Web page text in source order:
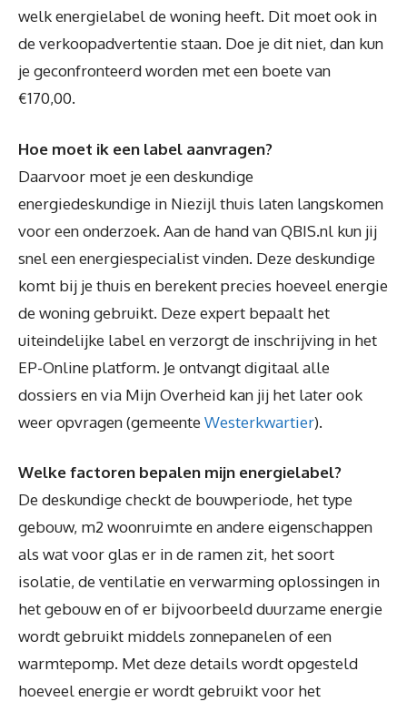
welk energielabel de woning heeft. Dit moet ook in
de verkoopadvertentie staan. Doe je dit niet, dan kun
je geconfronteerd worden met een boete van
€170,00.
Hoe moet ik een label aanvragen?
Daarvoor moet je een deskundige
energiedeskundige in Niezijl thuis laten langskomen
voor een onderzoek. Aan de hand van QBIS.nl kun jij
snel een energiespecialist vinden. Deze deskundige
komt bij je thuis en berekent precies hoeveel energie
de woning gebruikt. Deze expert bepaalt het
uiteindelijke label en verzorgt de inschrijving in het
EP-Online platform. Je ontvangt digitaal alle
dossiers en via Mijn Overheid kan jij het later ook
weer opvragen (gemeenteWesterkwartier).
Welke factoren bepalen mijn energielabel?
De deskundige checkt de bouwperiode, het type
gebouw, m2 woonruimte en andere eigenschappen
als wat voor glas er in de ramen zit, het soort
isolatie, de ventilatie en verwarming oplossingen in
het gebouw en of er bijvoorbeeld duurzame energie
wordt gebruikt middels zonnepanelen of een
warmtepomp. Met deze details wordt opgesteld
hoeveel energie er wordt gebruikt voor het